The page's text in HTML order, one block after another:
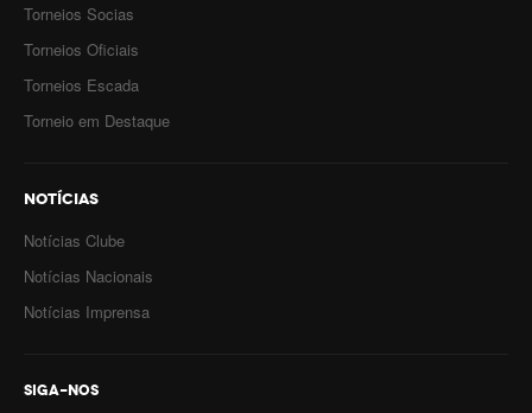
Torneios Socias
Torneios Oficiais
Torneios Escada
Torneio em Destaque
NOTÍCIAS
Notícias Clube
Notícias Nacionais
Notícias Imprensa
SIGA-NOS